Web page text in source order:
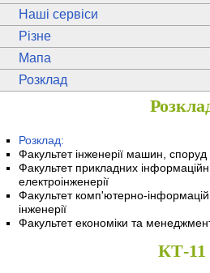
Наші сервіси
Різне
Мапа
Розклад
Розклад:
Факультет інженерії машин, споруд
Факультет прикладних
електроінженерії
Факультет комп'ютерно-
інженерії
Факультет економіки та
КТ-11